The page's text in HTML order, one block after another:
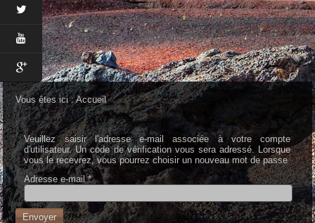
Vous êtes ici :Accueil
Veuillez saisir l'adresse e-mail associée à votre compte
d'utilisateur. Un code de vérification vous sera adressé. Lorsque
vous le recevrez, vous pourrez choisir un nouveau mot de passe
Adresse e-mail*
Envoyer